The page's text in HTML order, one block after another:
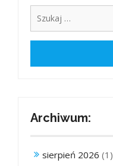
Archiwum:
sierpień 2026 (1)